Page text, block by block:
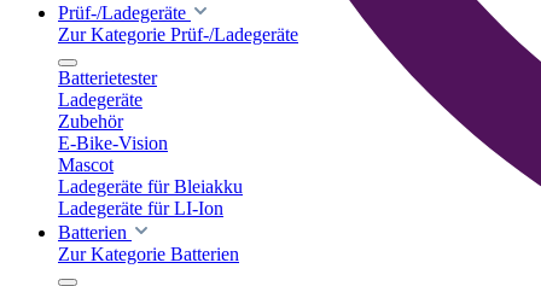
Prüf-/Ladegeräte
Zur Kategorie Prüf-/Ladegeräte
Batterietester
Ladegeräte
Zubehör
E-Bike-Vision
Mascot
Ladegeräte für Bleiakku
Ladegeräte für LI-Ion
Batterien
Zur Kategorie Batterien